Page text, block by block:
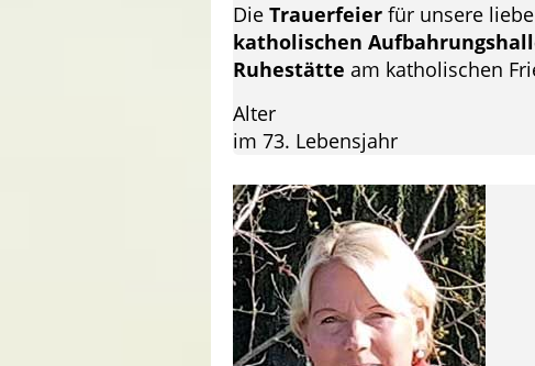
Die Trauerfeier für unsere
katholischen
Ruhestätte am katholischen
Alter
im 73. Lebensjahr